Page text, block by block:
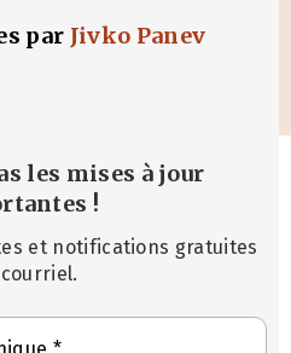
par Jivko Panev
les mises à jour
!
et notifications gratuites